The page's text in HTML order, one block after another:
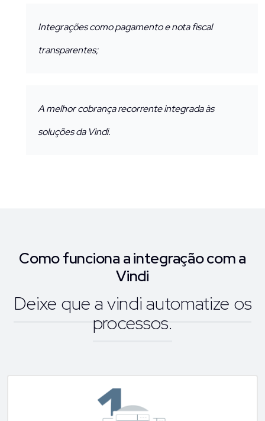
Integrações como pagamento e nota fiscal
transparentes;
A melhor cobrança recorrente integrada às
soluções da Vindi.
Como funciona a integração com a
Vindi
Deixe que a vindi automatize os
processos.